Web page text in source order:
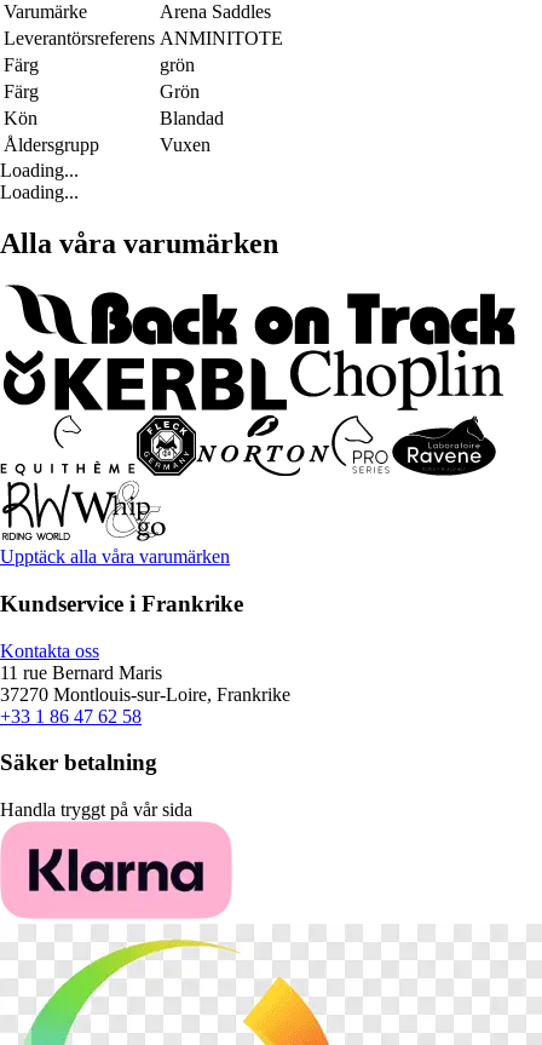
Varumärke
Arena Saddles
Leverantörsreferens ANMINITOTE
Färg
grön
Färg
Grön
Kön
Blandad
Åldersgrupp
Vuxen
Loading...
Loading...
Alla våra varumärken
Upptäck alla våra varumärken
Kundservice i Frankrike
Kontakta oss
11 rue Bernard Maris
37270 Montlouis-sur-Loire, Frankrike
+33 1 86 47 62 58
Säker betalning
Handla tryggt på vår sida